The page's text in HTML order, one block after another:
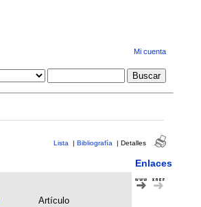
Mi cuenta
Lista | Bibliografía | Detalles
Enlaces
Artículo